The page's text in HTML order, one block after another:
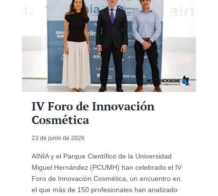
IV Foro de Innovación
Cosmética
23 de junio de 2026
AINIA y el Parque Científico de la Universidad
Miguel Hernández (PCUMH) han celebrado el IV
Foro de Innovación Cosmética, un encuentro en
el que más de 150 profesionales han analizado